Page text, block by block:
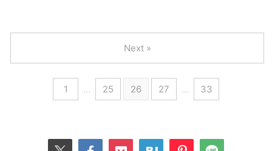
1 … 25 26 27 … 33
Next »